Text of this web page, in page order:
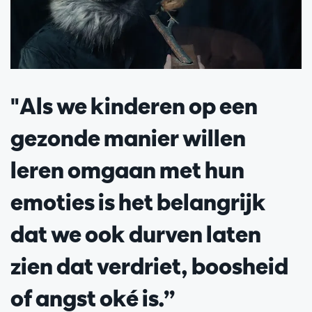
"Als we kinderen op een
gezonde manier willen
leren omgaan met hun
emoties is het belangrijk
dat we ook durven laten
zien dat verdriet, boosheid
of angst oké is.”